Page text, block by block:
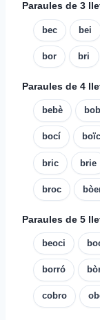
Paraules de 3
bec bei
bor bri
Paraules de 4
bebè
bocí boïc
bric brie
broc
Paraules de 5
beoci
borró
cobro